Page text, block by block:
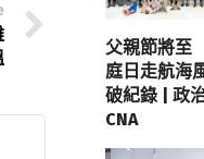
父親節將
庭日走航海
破紀錄 | 政
CNA